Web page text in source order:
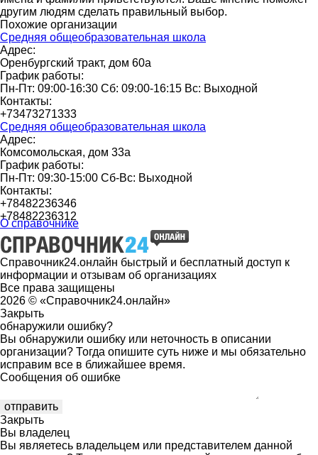
другим людям сделать правильный выбор.
Похожие организации
Средняя общеобразовательная школа
Адрес:
Оренбургский тракт, дом 60а
График работы:
Пн-Пт: 09:00-16:30 Сб: 09:00-16:15 Вс: Выходной
Контакты:
+73473271333
Средняя общеобразовательная школа
Адрес:
Комсомольская, дом 33а
График работы:
Пн-Пт: 09:30-15:00 Сб-Вс: Выходной
Контакты:
+78482236346
+78482236312
О справочнике
Справочник24.онлайн быстрый и бесплатный доступ к
информации и отзывам об организациях
Все права защищены
2026 © «Справочник24.онлайн»
Закрыть
обнаружили ошибку?
Вы обнаружили ошибку или неточность в описании
организации? Тогда опишите суть ниже и мы обязательно
исправим все в ближайшее время.
Сообщения об ошибке
Закрыть
Вы владелец
Вы являетесь владельцем или представителем данной